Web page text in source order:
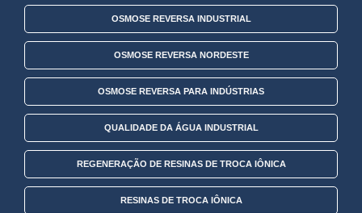
OSMOSE REVERSA INDUSTRIAL
OSMOSE REVERSA NORDESTE
OSMOSE REVERSA PARA INDÚSTRIAS
QUALIDADE DA ÁGUA INDUSTRIAL
REGENERAÇÃO DE RESINAS DE TROCA IÔNICA
RESINAS DE TROCA IÔNICA